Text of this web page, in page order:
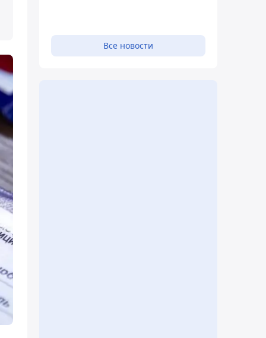
Все новости